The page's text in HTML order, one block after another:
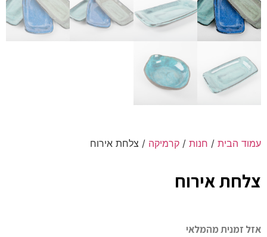
עמוד הבית / חנות / קרמיקה / צלחת אירוח
צלחת אירוח
אזל זמנית מהמלאי